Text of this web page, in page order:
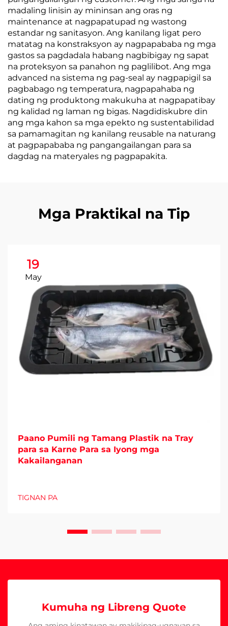
madaling linisin ay mininsan ang oras ng
maintenance at nagpapatupad ng wastong
estandar ng sanitasyon. Ang kanilang ligat pero
matatag na konstraksyon ay nagpapababa ng mga
gastos sa pagdadala habang nagbibigay ng sapat
na proteksyon sa panahon ng paglilibot. Ang mga
advanced na sistema ng pag-seal ay nagpapigil sa
pagbabago ng temperatura, nagpapahaba ng
dating ng produktong makukuha at nagpapatibay
ng kalidad ng laman ng bigas. Nagdidiskubre din
ang mga kahon sa mga epekto ng sustentabilidad
sa pamamagitan ng kanilang reusable na naturang
at pagpapababa ng pangangailangan para sa
dagdag na materyales ng pagpapakita.
Mga Praktikal na Tip
19
May
Paano Pumili ng Tamang Plastik na Tray
para sa Karne Para sa Iyong mga
Kakailanganan
TIGNAN PA
Kumuha ng Libreng Quote